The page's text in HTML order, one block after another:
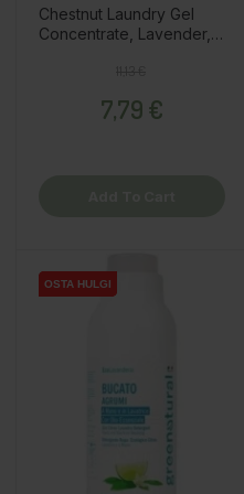
Chestnut Laundry Gel
Concentrate, Lavender,
7,79 €
OSTA HULGI
OSTA HULGI
OSTA HULGI